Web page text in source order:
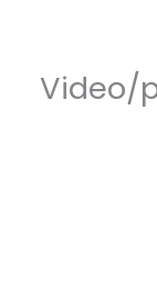
Video/